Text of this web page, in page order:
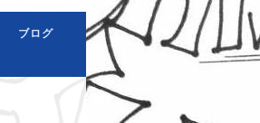
ブログ